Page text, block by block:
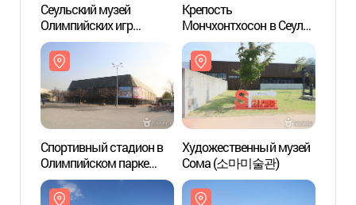
Сеульский музей
Олимпийских игр
(서울올림픽기념관)
Крепость
Мончхонтхосон в Сеуле
(서울 몽촌토성)
Спортивный стадион в
Олимпийском парке
(올림픽공원 경기장)
Художественный музей
Сома (소마미술관)